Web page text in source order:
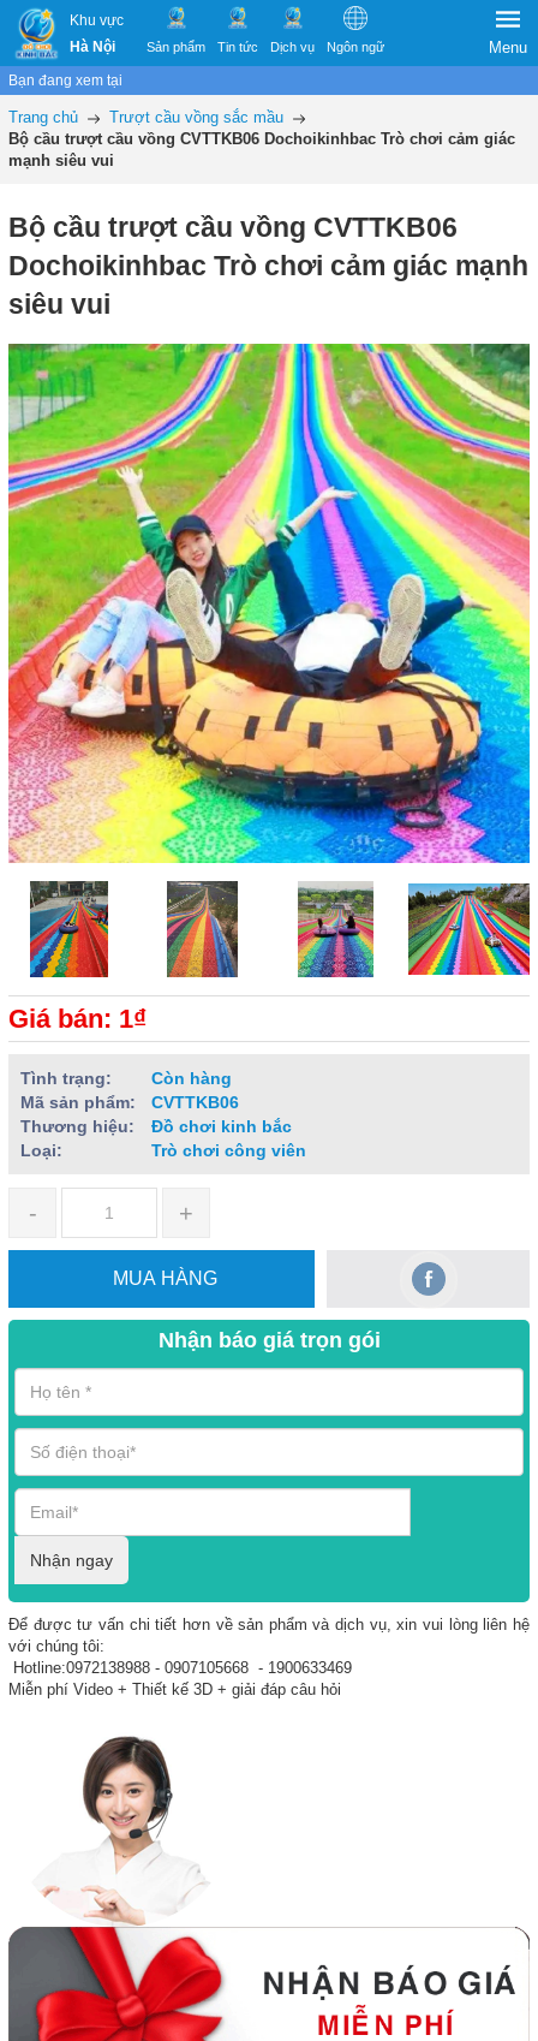
Khu vực
Hà Nội
Sản phẩm Tin tức Dịch vụ Ngôn ngữ Menu
Bạn đang xem tại
Trang chủ
Trượt cầu vồng sắc mầu
Bộ cầu trượt cầu vồng CVTTKB06 Dochoikinhbac Trò chơi cảm giác
mạnh siêu vui
Bộ cầu trượt cầu vồng CVTTKB06
Dochoikinhbac Trò chơi cảm giác mạnh
siêu vui
Giá bán: 1₫
Tình trạng:
Còn hàng
Mã sản phẩm:
CVTTKB06
Thương hiệu:
Đồ chơi kinh bắc
Loại:
Trò chơi công viên
- +
MUA HÀNG
Nhận báo giá trọn gói
Nhận ngay
Để được tư vấn chi tiết hơn về sản phẩm và dịch vụ, xin vui lòng liên hệ
với chúng tôi:
Hotline:0972138988 - 0907105668 - 1900633469
Miễn phí Video + Thiết kế 3D + giải đáp câu hỏi